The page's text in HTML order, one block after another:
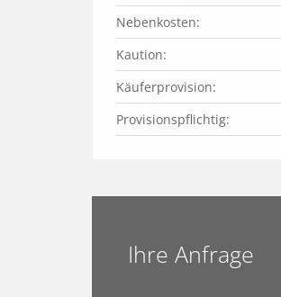
Nebenkosten:
Kaution:
Käuferprovision:
Provisionspflichtig:
Ihre Anfrage